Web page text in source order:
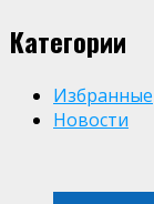
Категории
Избранные
Новости